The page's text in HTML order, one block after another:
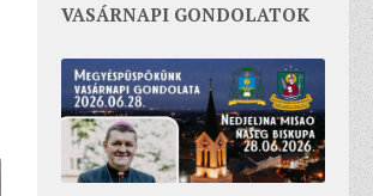
VASÁRNAPI GONDOLATOK